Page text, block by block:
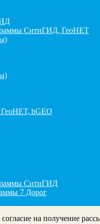
СитиГИД, ГеоНЕТ
bGEO
СитиГИД
7 Дорог
на получение